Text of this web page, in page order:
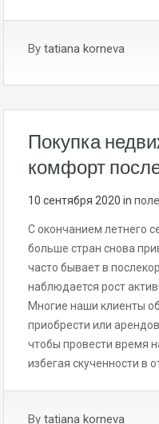
By tatiana korneva
Покупка
комфорт
10 сентября 2020 in
С окончанием летнего
больше стран снова
часто бывает в
наблюдается рост
Многие наши клиенты
приобрести или
чтобы провести время
избегая скученности в
By tatiana korneva